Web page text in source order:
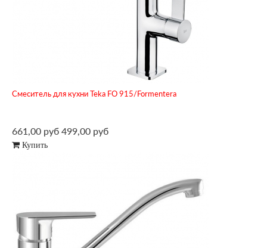
Смеситель для кухни Teka FO 915/Formentera
661,00 руб 499,00 руб
Купить